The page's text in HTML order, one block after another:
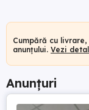
Cumpără cu
anunțului. Vezi
Anunțuri